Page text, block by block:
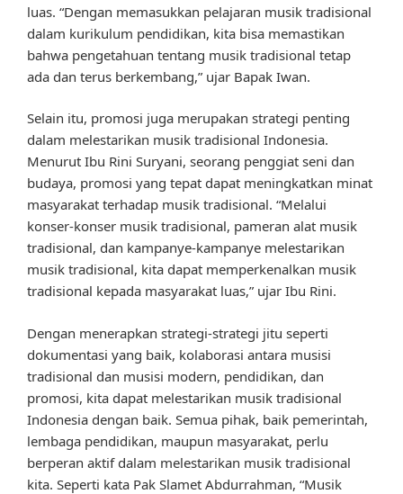
luas. “Dengan memasukkan pelajaran musik tradisional
dalam kurikulum pendidikan, kita bisa memastikan
bahwa pengetahuan tentang musik tradisional tetap
ada dan terus berkembang,” ujar Bapak Iwan.
Selain itu, promosi juga merupakan strategi penting
dalam melestarikan musik tradisional Indonesia.
Menurut Ibu Rini Suryani, seorang penggiat seni dan
budaya, promosi yang tepat dapat meningkatkan minat
masyarakat terhadap musik tradisional. “Melalui
konser-konser musik tradisional, pameran alat musik
tradisional, dan kampanye-kampanye melestarikan
musik tradisional, kita dapat memperkenalkan musik
tradisional kepada masyarakat luas,” ujar Ibu Rini.
Dengan menerapkan strategi-strategi jitu seperti
dokumentasi yang baik, kolaborasi antara musisi
tradisional dan musisi modern, pendidikan, dan
promosi, kita dapat melestarikan musik tradisional
Indonesia dengan baik. Semua pihak, baik pemerintah,
lembaga pendidikan, maupun masyarakat, perlu
berperan aktif dalam melestarikan musik tradisional
kita. Seperti kata Pak Slamet Abdurrahman, “Musik